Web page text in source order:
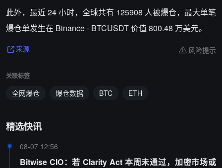
此外，最近 24 小时，全球共有 125908 人被爆仓，最大单笔
爆仓单发生在 Binance - BTCUSDT 价值 800.48 万美元。
来源 风险提示
关联标签
全网爆仓 爆仓数据 BTC ETH
精选快讯
08-07 12:56
Bitwise CIO：若 Clarity Act 本周未通过，加密市场或